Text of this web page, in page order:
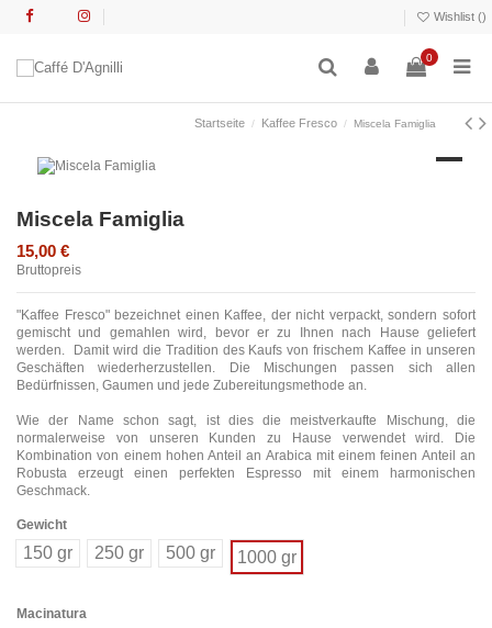
Wishlist ()
0
Startseite Kaffee Fresco Miscela Famiglia
Miscela Famiglia
15,00 €
Bruttopreis
"Kaffee Fresco" bezeichnet einen Kaffee, der nicht verpackt, sondern sofort
gemischt und gemahlen wird, bevor er zu Ihnen nach Hause geliefert
werden. Damit wird die Tradition des Kaufs von frischem Kaffee in unseren
Geschäften wiederherzustellen. Die Mischungen passen sich allen
Bedürfnissen, Gaumen und jede Zubereitungsmethode an.
Wie der Name schon sagt, ist dies die meistverkaufte Mischung, die
normalerweise von unseren Kunden zu Hause verwendet wird. Die
Kombination von einem hohen Anteil an Arabica mit einem feinen Anteil an
Robusta erzeugt einen perfekten Espresso mit einem harmonischen
Geschmack.
Gewicht
150 gr 250 gr 500 gr 1000 gr
Macinatura